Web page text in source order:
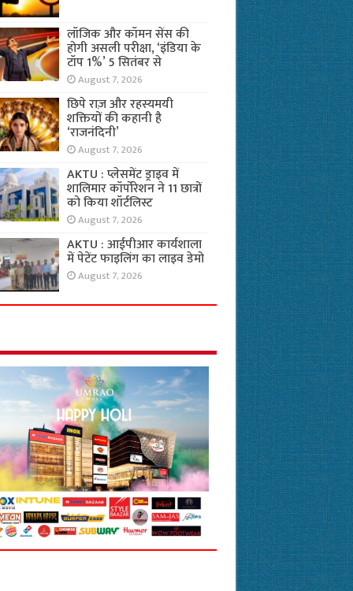
लॉजिक और कॉमन सेंस की
होगी असली परीक्षा, ‘इंडिया के
टॉप 1%’ 5 सितंबर से
August 7, 2026
छिपे राज़ और रहस्यमयी
शक्तियों की कहानी है
‘राजनंदिनी’
August 7, 2026
AKTU : प्लेसमेंट ड्राइव में
शालिमार कॉर्पोरेशन ने 11 छात्रों
को किया शॉर्टलिस्ट
August 7, 2026
AKTU : आईपीआर कार्यशाला
में पेटेंट फाइलिंग का लाइव डेमो
August 7, 2026